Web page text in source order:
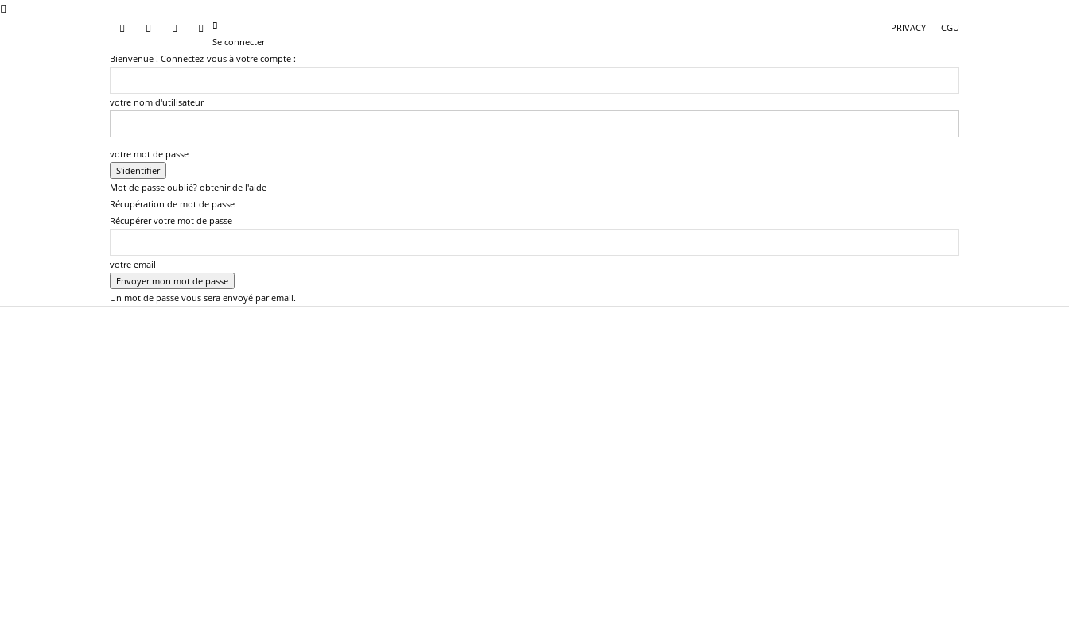
PRIVACY
CGU
Se connecter
Bienvenue ! Connectez-vous à votre compte :
votre nom d'utilisateur
votre mot de passe
Mot de passe oublié? obtenir de l'aide
Récupération de mot de passe
Récupérer votre mot de passe
votre email
Un mot de passe vous sera envoyé par email.